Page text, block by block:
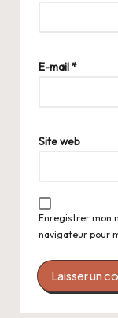
E-mail*
Site web
Enregistrer mon
navigateur pour